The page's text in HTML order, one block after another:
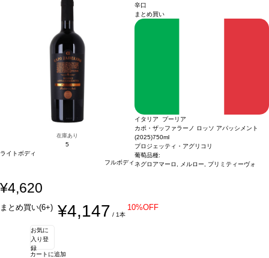
在庫あり
5
ライトボディ
フルボディ
辛口
まとめ買い
イタリア プーリア
カポ・ザッファラーノ ロッソ アパッシメント
(2025)750ml
プロジェッティ・アグリコリ
葡萄品種:
ネグロアマーロ, メルロー, プリミティーヴォ
¥4,620
まとめ買い(6+) ¥4,147 / 1本
10%OFF
お気に
入り登
録
カートに追加